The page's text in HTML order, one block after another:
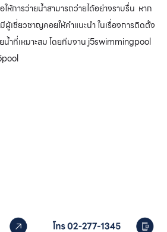
ให้การว่ายน้ำสามารถว่ายได้อย่างราบรื่น หาก
ผู้เชี่ยวชาญคอยให้คำแนะนำ ในเรื่องการติดตั้ง
น้ำที่เหมาะสม โดยทีมงาน j5swimmingpool